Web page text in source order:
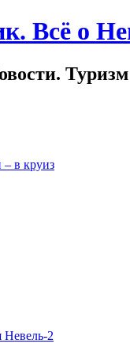
Всё о
Туризм
в круиз
Невель-2